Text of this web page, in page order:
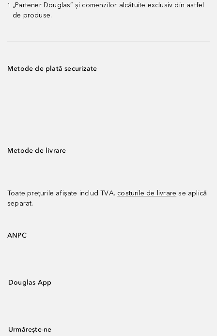
1
„Partener Douglas” și comenzilor alcătuite exclusiv din astfel
de produse.
Metode de plată securizate
Metode de livrare
Toate prețurile afișate includ TVA. costurile de livrare se aplică
separat.
ANPC
Douglas App
Urmărește-ne